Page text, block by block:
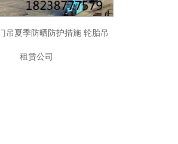
吊夏季防晒防护措施 轮胎吊
租赁公司